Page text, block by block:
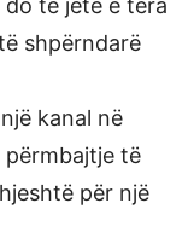
do të jetë e tëra
shpërndarë
kanal në
përmbajtje të
për një